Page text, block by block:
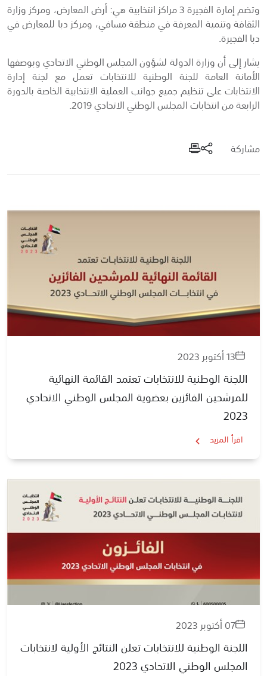
وتضم إمارة الفجيرة 3 مراكز انتخابية هي: أرض المعارض، ومركز وزارة
الثقافة وتنمية المعرفة في منطقة مسافي، ومركز دبا للمعارض في
دبا الفجيرة.
يشار إلى أن وزارة الدولة لشؤون المجلس الوطني الاتحادي وبوصفها
الأمانة العامة للجنة الوطنية للانتخابات تعمل مع لجنة إدارة
الانتخابات على تنظيم جميع جوانب العملية الانتخابية الخاصة بالدورة
الرابعة من انتخابات المجلس الوطني الاتحادي 2019.
مشاركة
13 أكتوبر 2023
اللجنة الوطنية للانتخابات تعتمد القائمة النهائية
للمرشحين الفائزين بعضوية المجلس الوطني الاتحادي
2023
اقرأ المزيد
07 أكتوبر 2023
اللجنة الوطنية للانتخابات تعلن النتائج الأولية لانتخابات
المجلس الوطني الاتحادي 2023